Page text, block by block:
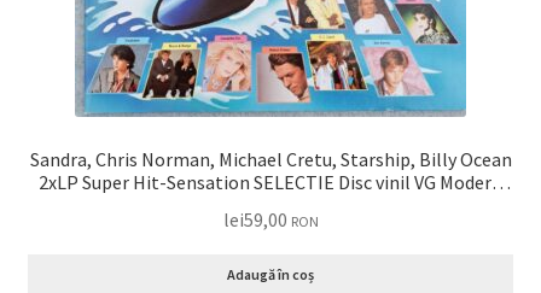
Sandra, Chris Norman, Michael Cretu, Starship, Billy Ocean
2xLP Super Hit-Sensation SELECTIE Disc vinil VG Modern
lei59,00 RON
Adaugă în coș